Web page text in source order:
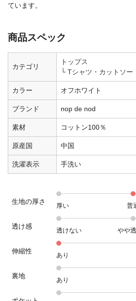
ています。
商品スペック
カテゴリ
トップス
Tシャツ・カットソー
カラー オフホワイト
ブランド nop de nod
素材 コットン100％
原産国 中国
洗濯表示 手洗い
生地の厚さ
厚い 普
透け感
透けない やや
伸縮性
あり
裏地
あり